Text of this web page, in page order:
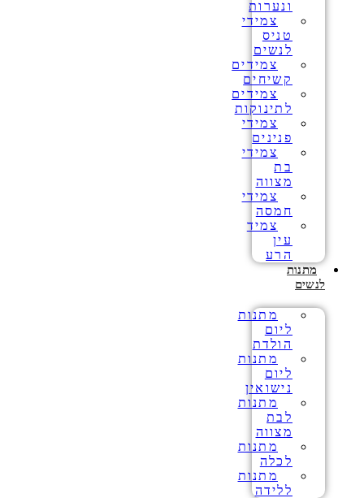
ונערות
צמידי
טניס
לנשים
צמידים
קשיחים
צמידים
לתינוקות
צמידי
פנינים
צמידי
בת
מצווה
צמידי
חמסה
צמיד
עין
הרע
מתנות
לנשים
מתנות
ליום
הולדת
מתנות
ליום
נישואין
מתנות
לבת
מצווה
מתנות
לכלה
מתנות
ללידה